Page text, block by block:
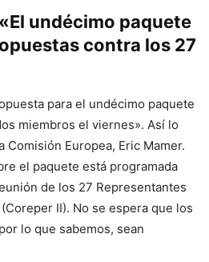
undécimo paquete
contra los 27
para el undécimo paquete
miembros el viernes». Así lo
Europea, Eric Mamer.
el paquete está programada
de los 27 Representantes
II). No se espera que los
lo que sabemos, sean